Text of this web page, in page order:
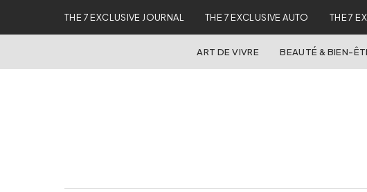
THE 7 EXCLUSIVE JOURNAL THE 7 EXCLUSIVE AUTO THE 7
ART DE VIVRE BEAUTÉ & BIEN-